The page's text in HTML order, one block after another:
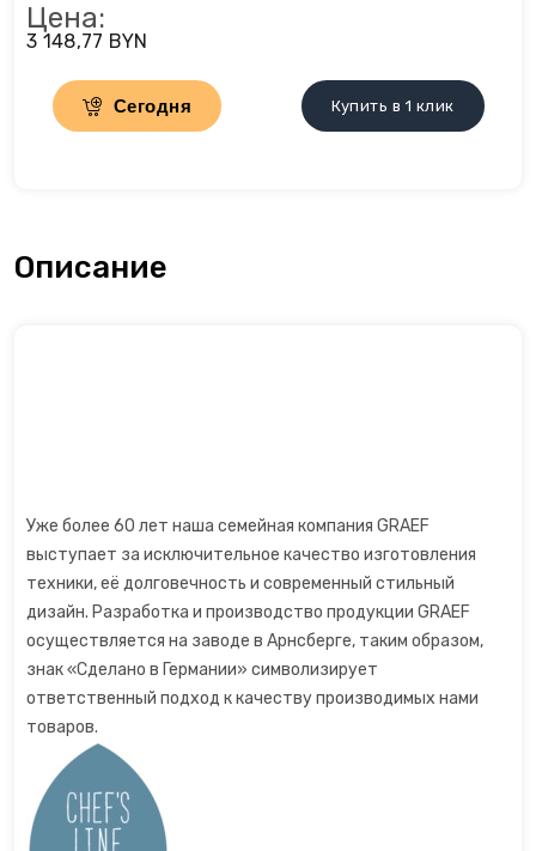
Цена:
3 148,77 BYN
Сегодня Купить в 1 клик
Описание
Уже более 60 лет наша семейная компания GRAEF
выступает за исключительное качество изготовления
техники, её долговечность и современный стильный
дизайн. Разработка и производство продукции GRAEF
осуществляется на заводе в Арнсберге, таким образом,
знак «Сделано в Германии» символизирует
ответственный подход к качеству производимых нами
товаров.
Настольные плиты
Раклетницы
Рисоварки, пароварки
Сахарная вата
Слайсеры для нарезки
Соковарка